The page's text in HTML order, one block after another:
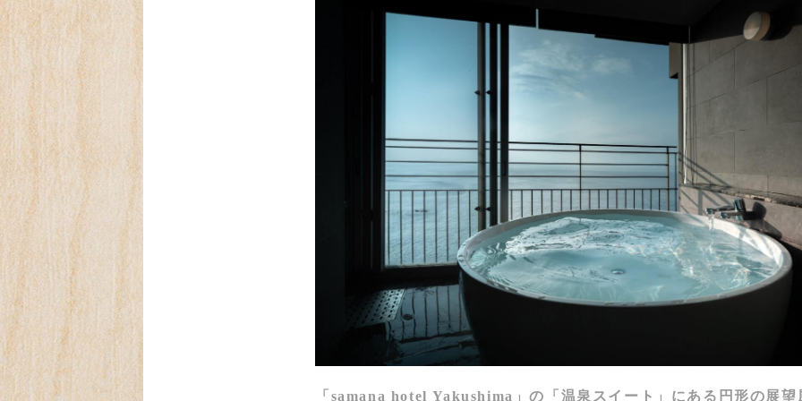
「samana hotel Yakushima」の「温泉スイート」にある円形の展望